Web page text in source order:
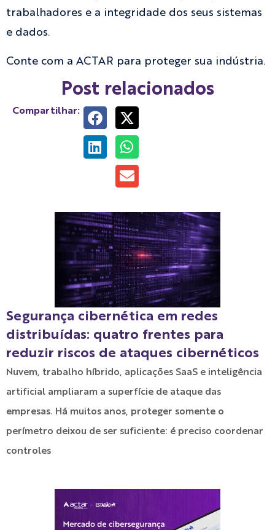
trabalhadores e a integridade dos seus sistemas
e dados.
Conte com a ACTAR para proteger sua indústria.
Post relacionados
Compartilhar:
Segurança cibernética em redes
distribuídas: quatro frentes para
reduzir riscos de ataques cibernéticos
Nuvem, trabalho híbrido, aplicações SaaS e inteligência
artificial ampliaram a superfície de ataque das
empresas. Há muitos anos, proteger somente o
perímetro deixou de ser suficiente: é preciso coordenar
controles